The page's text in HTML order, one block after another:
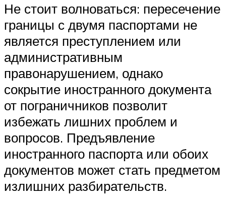
Не стоит волноваться: пересечение
границы с двумя паспортами не
является преступлением или
административным
правонарушением, однако
сокрытие иностранного документа
от пограничников позволит
избежать лишних проблем и
вопросов. Предъявление
иностранного паспорта или обоих
документов может стать предметом
излишних разбирательств.